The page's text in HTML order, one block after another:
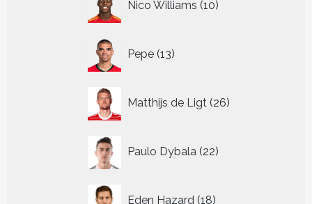
Nico Williams 10
producten
Pepe 13
producten
Matthijs de Ligt 26
producten
Paulo Dybala 22
producten
Eden Hazard 18